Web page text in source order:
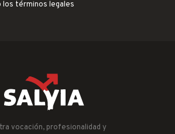
los términos legales
vocación, profesionalidad y